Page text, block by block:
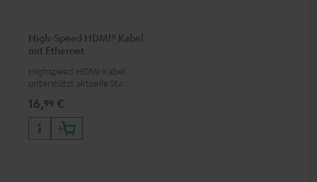
High-Speed HDMI® Kabel
mit Ethernet
Highspeed HDMI-Kabel
unterstützt aktuelle Standards
16,99 €